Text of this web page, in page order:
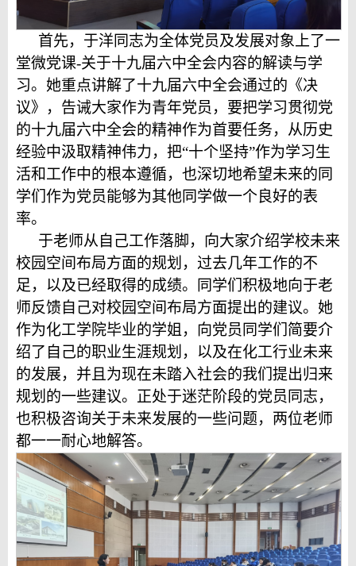
首先，于洋同志为全体党员及发展对象上了一
堂微党课-关于十九届六中全会内容的解读与学
习。她重点讲解了十九届六中全会通过的《决
议》，告诫大家作为青年党员，要把学习贯彻党
的十九届六中全会的精神作为首要任务，从历史
经验中汲取精神伟力，把“十个坚持”作为学习生
活和工作中的根本遵循，也深切地希望未来的同
学们作为党员能够为其他同学做一个良好的表
率。
于老师从自己工作落脚，向大家介绍学校未来
校园空间布局方面的规划，过去几年工作的不
足，以及已经取得的成绩。同学们积极地向于老
师反馈自己对校园空间布局方面提出的建议。她
作为化工学院毕业的学姐，向党员同学们简要介
绍了自己的职业生涯规划，以及在化工行业未来
的发展，并且为现在未踏入社会的我们提出归来
规划的一些建议。正处于迷茫阶段的党员同志，
也积极咨询关于未来发展的一些问题，两位老师
都一一耐心地解答。